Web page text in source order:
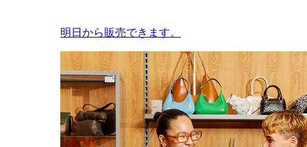
明日から販売できます。